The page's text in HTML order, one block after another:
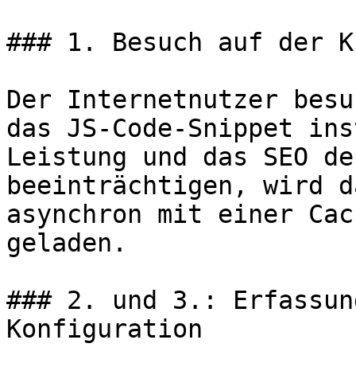
### 1. Besuch auf der
Der Internetnutzer
das JS-Code-Snippet
Leistung und das SEO
beeinträchtigen, wird
asynchron mit einer
geladen.
### 2. und 3.:
Konfiguration